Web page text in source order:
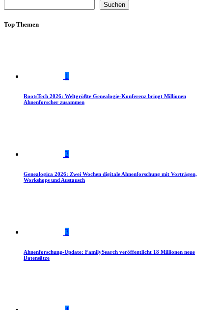
Suchen
Top Themen
1
RootsTech 2026: Weltgrößte Genealogie-Konferenz bringt Millionen
Ahnenforscher zusammen
2
Genealogica 2026: Zwei Wochen digitale Ahnenforschung mit Vorträgen,
Workshops und Austausch
3
Ahnenforschung-Update: FamilySearch veröffentlicht 18 Millionen neue
Datensätze